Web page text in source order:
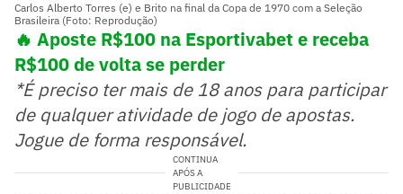
Carlos Alberto Torres (e) e Brito na final da Copa de 1970 com a Seleção
Brasileira (Foto: Reprodução)
🔥 Aposte R$100 na Esportivabet e receba
R$100 de volta se perder
*É preciso ter mais de 18 anos para participar
de qualquer atividade de jogo de apostas.
Jogue de forma responsável.
CONTINUA
APÓS A
PUBLICIDADE